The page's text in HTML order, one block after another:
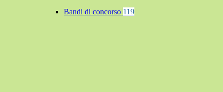
Bandi di concorso 119